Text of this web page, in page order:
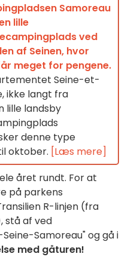
Samoreau
lille
ved
af Seinen, hvor
meget for pengene.
Seine-et-
ikke langt fra
lille landsby
denne type
oktober. [Læs mere]
året rundt. For at
på parkens
R-linjen (fra
stå af ved
Samoreau" og gå i
med gåturen!